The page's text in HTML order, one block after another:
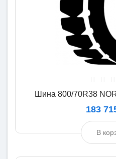
Шина 800/70R38
183
В